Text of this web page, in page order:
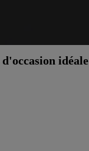
idéale